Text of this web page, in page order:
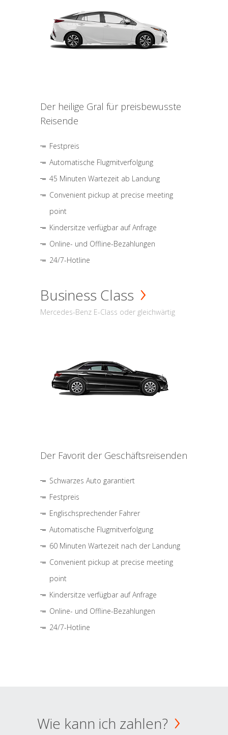
Der heilige Gral für preisbewusste
Reisende
Festpreis
Automatische Flugmitverfolgung
45 Minuten Wartezeit ab Landung
Convenient pickup at precise meeting
point
Kindersitze verfügbar auf Anfrage
Online- und Offline-Bezahlungen
24/7-Hotline
Business Class
Mercedes-Benz E-Class oder gleichwärtig
Der Favorit der Geschäftsreisenden
Schwarzes Auto garantiert
Festpreis
Englischsprechender Fahrer
Automatische Flugmitverfolgung
60 Minuten Wartezeit nach der Landung
Convenient pickup at precise meeting
point
Kindersitze verfügbar auf Anfrage
Online- und Offline-Bezahlungen
24/7-Hotline
Wie kann ich zahlen?